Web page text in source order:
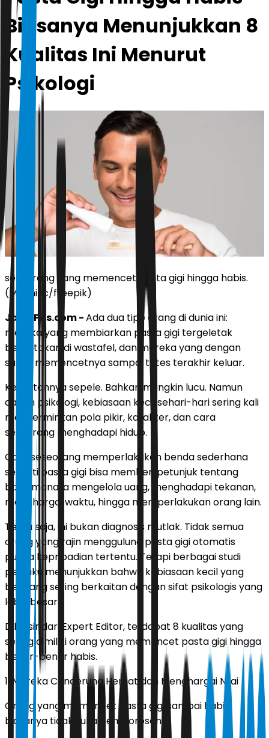
Biasanya Menunjukkan 8
Kualitas Ini Menurut
Psikologi
seseorang yang memencet pasta gigi hingga habis.
(Magnific/freepik)
JawaPos.com -Ada dua tipe orang di dunia ini:
mereka yang membiarkan pasta gigi tergeletak
berantakan di wastafel, dan mereka yang dengan
sabar memencetnya sampai tetes terakhir keluar.
Kelihatannya sepele. Bahkan mungkin lucu. Namun
dalam psikologi, kebiasaan kecil sehari-hari sering kali
mencerminkan pola pikir, karakter, dan cara
seseorang menghadapi hidup.
Cara seseorang memperlakukan benda sederhana
seperti pasta gigi bisa memberi petunjuk tentang
bagaimana ia mengelola uang, menghadapi tekanan,
menghargai waktu, hingga memperlakukan orang lain.
Tentu saja, ini bukan diagnosis mutlak. Tidak semua
orang yang rajin menggulung pasta gigi otomatis
punya kepribadian tertentu. Tetapi berbagai studi
perilaku menunjukkan bahwa kebiasaan kecil yang
berulang sering berkaitan dengan sifat psikologis yang
lebih besar.
Dilansir dari Expert Editor, terdapat 8 kualitas yang
sering dimiliki orang yang memencet pasta gigi hingga
benar-benar habis.
1. Mereka Cenderung Hemat dan Menghargai Nilai
Orang yang memencet pasta gigi sampai habis
biasanya tidak suka pemborosan.